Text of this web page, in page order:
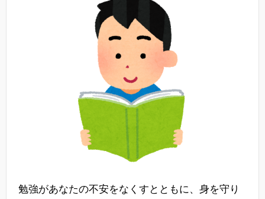
勉強があなたの不安をなくすとともに、身を守り